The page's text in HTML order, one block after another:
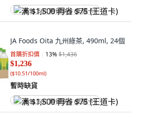
满 $1,500 再省 $75 (王道卡)
JA Foods Oita 九州綠茶, 490ml, 24個
首購折扣價 13%$1,436
$1,236
($10.51/100ml)
暫時缺貨
满 $1,500 再省 $75 (王道卡)